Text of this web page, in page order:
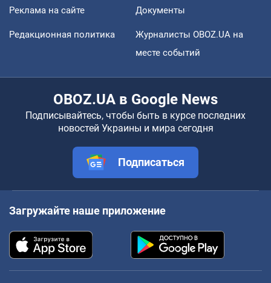
Реклама на сайте Документы
Редакционная политика
Журналисты OBOZ.UA на
месте событий
OBOZ.UA в Google News
Подписывайтесь, чтобы быть в курсе последних
новостей Украины и мира сегодня
Подписаться
Загружайте наше приложение